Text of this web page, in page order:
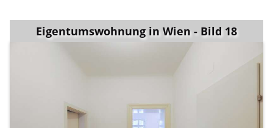
Eigentumswohnung in Wien - Bild 18